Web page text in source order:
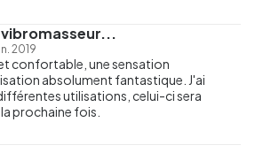
2019
confortable, une sensation
absolument fantastique. J'ai
utilisations, celui-ci sera
prochaine fois.